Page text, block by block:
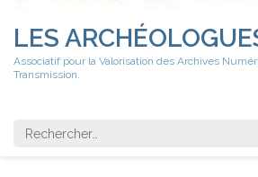
LES
Associatif pour la Valorisation des Archives
Transmission.